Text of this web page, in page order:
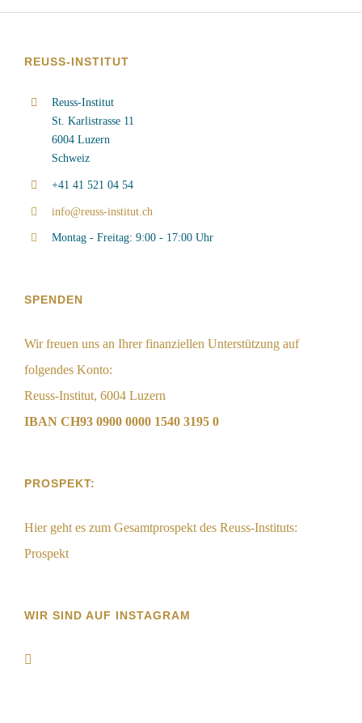
REUSS-INSTITUT
Reuss-Institut
St. Karlistrasse 11
6004 Luzern
Schweiz
+41 41 521 04 54
info@reuss-institut.ch
Montag - Freitag: 9:00 - 17:00 Uhr
SPENDEN
Wir freuen uns an Ihrer finanziellen Unterstützung auf
folgendes Konto:
Reuss-Institut, 6004 Luzern
IBAN CH93 0900 0000 1540 3195 0
PROSPEKT:
Hier geht es zum Gesamtprospekt des Reuss-Instituts:
Prospekt
WIR SIND AUF INSTAGRAM